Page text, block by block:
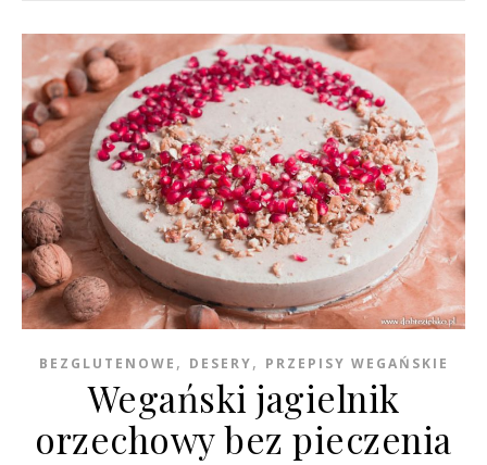
BEZGLUTENOWE , DESERY, PRZEPISY WEGAŃSKIE
Wegański jagielnik
orzechowy bez pieczenia